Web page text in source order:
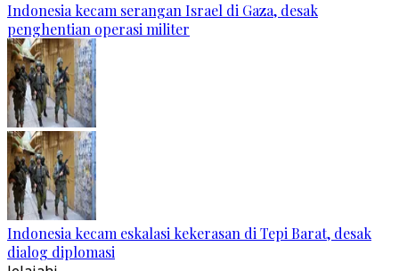
Indonesia kecam serangan Israel di Gaza, desak
penghentian operasi militer
Indonesia kecam eskalasi kekerasan di Tepi Barat, desak
dialog diplomasi